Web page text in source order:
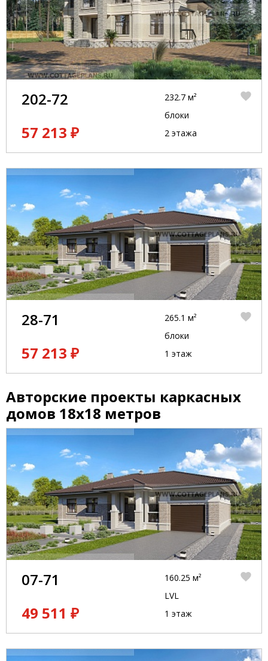
202-72
57 213 ₽
232.7 м²
блоки
2 этажа
28-71
57 213 ₽
265.1 м²
блоки
1 этаж
Авторские проекты каркасных
домов 18x18 метров
07-71
49 511 ₽
160.25 м²
LVL
1 этаж